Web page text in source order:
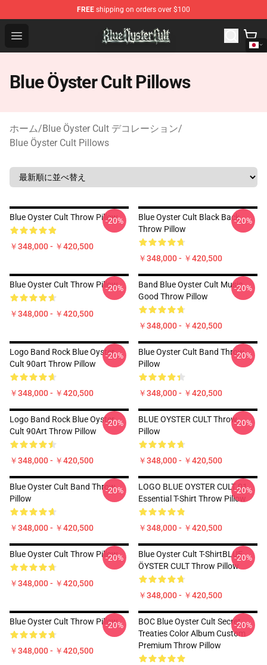
FREE shipping on orders over $100
Open menu
Blue Öyster Cult Store - Official Blue Öyster Cult
Blue Öyster Cult Pillows
ホーム/Blue Öyster Cult デコレーション/
Blue Öyster Cult Pillows
Blue Oyster Cult Throw Pillow
￥348,000 - ￥420,500
-20%
Blue Oyster Cult Black Back
Throw Pillow
￥348,000 - ￥420,500
-20%
Blue Oyster Cult Throw Pillow
￥348,000 - ￥420,500
-20%
Band Blue Oyster Cult Music
Good Throw Pillow
￥348,000 - ￥420,500
-20%
Logo Band Rock Blue Oyster
Cult 90art Throw Pillow
￥348,000 - ￥420,500
-20%
Blue Oyster Cult Band Throw
Pillow
￥348,000 - ￥420,500
-20%
Logo Band Rock Blue Oyster
Cult 90Art Throw Pillow
￥348,000 - ￥420,500
-20%
BLUE OYSTER CULT Throw
Pillow
￥348,000 - ￥420,500
-20%
Blue Oyster Cult Band Throw
Pillow
￥348,000 - ￥420,500
-20%
LOGO BLUE OYSTER CULT 01
Essential T-Shirt Throw Pillow
￥348,000 - ￥420,500
-20%
Blue Oyster Cult Throw Pillow
￥348,000 - ￥420,500
-20%
Blue Oyster Cult T-ShirtBLUE
ÖYSTER CULT Throw Pillow
￥348,000 - ￥420,500
-20%
Blue Oyster Cult Throw Pillow
￥348,000 - ￥420,500
-20%
BOC Blue Oyster Cult Secret
Treaties Color Album Custom
Premium Throw Pillow
-20%